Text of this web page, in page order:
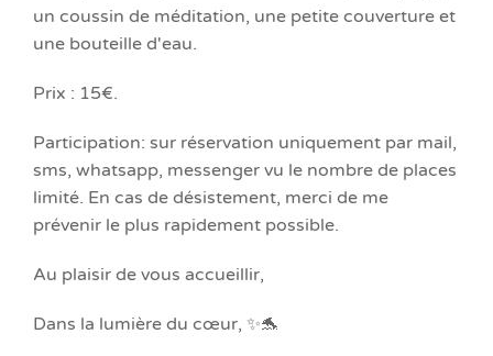
un coussin de méditation, une petite couverture et
une bouteille d'eau.
Prix : 15€.
Participation: sur réservation uniquement par mail,
sms, whatsapp, messenger vu le nombre de places
limité. En cas de désistement, merci de me
prévenir le plus rapidement possible.
Au plaisir de vous accueillir,
Dans la lumière du cœur, ✨🐬